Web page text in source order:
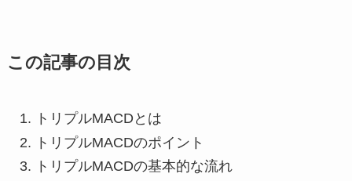
この記事の目次
トリプルMACDとは
トリプルMACDのポイント
トリプルMACDの基本的な流れ